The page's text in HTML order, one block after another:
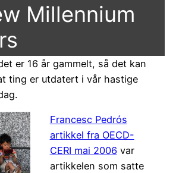
Millennium
er 16 år gammelt, så det kan
ting er utdatert i vår hastige
Francesc Pedrós
artikkel fra OECD-
CERI mai 2006 var
artikkelen som satte